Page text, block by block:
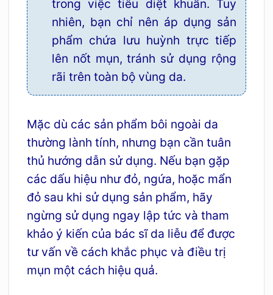
trong việc tiêu diệt khuẩn. Tuy
nhiên, bạn chỉ nên áp dụng sản
phẩm chứa lưu huỳnh trực tiếp
lên nốt mụn, tránh sử dụng rộng
rãi trên toàn bộ vùng da.
Mặc dù các sản phẩm bôi ngoài da
thường lành tính, nhưng bạn cần tuân
thủ hướng dẫn sử dụng. Nếu bạn gặp
các dấu hiệu như đỏ, ngứa, hoặc mẩn
đỏ sau khi sử dụng sản phẩm, hãy
ngừng sử dụng ngay lập tức và tham
khảo ý kiến của bác sĩ da liễu để được
tư vấn về cách khắc phục và điều trị
mụn một cách hiệu quả.